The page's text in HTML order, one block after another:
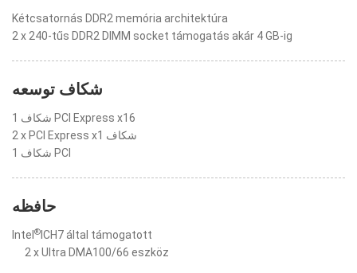
Kétcsatornás DDR2 memória architektúra
2 x 240-tűs DDR2 DIMM socket támogatás akár 4 GB-ig
شکاف توسعه
1 شکاف PCI Express x16
2 x PCI Express x1 شکاف
1 شکاف PCI
حافظه
Intel ® ICH7 által támogatott
2 x Ultra DMA100/66 eszköz